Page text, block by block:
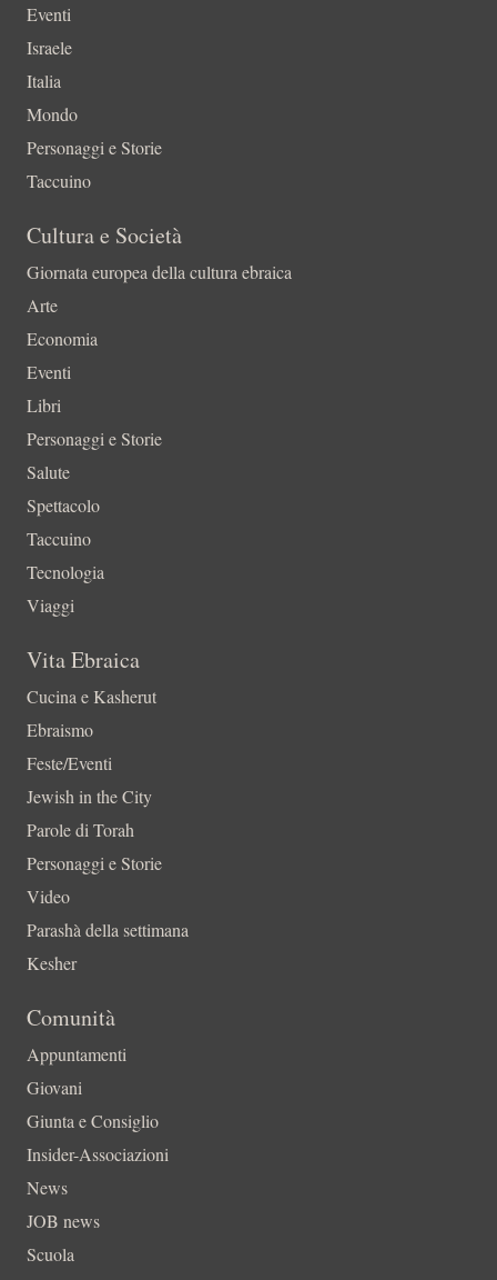
Eventi
Israele
Italia
Mondo
Personaggi e Storie
Taccuino
Cultura e Società
Giornata europea della cultura ebraica
Arte
Economia
Eventi
Libri
Personaggi e Storie
Salute
Spettacolo
Taccuino
Tecnologia
Viaggi
Vita Ebraica
Cucina e Kasherut
Ebraismo
Feste/Eventi
Jewish in the City
Parole di Torah
Personaggi e Storie
Video
Parashà della settimana
Kesher
Comunità
Appuntamenti
Giovani
Giunta e Consiglio
Insider-Associazioni
News
JOB news
Scuola